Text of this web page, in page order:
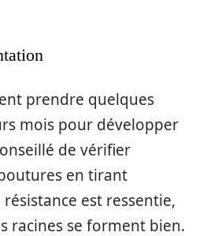
prendre quelques
mois pour développer
de vérifier
en tirant
est ressentie,
racines se forment bien.